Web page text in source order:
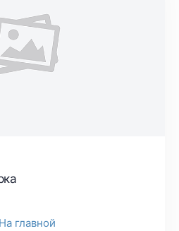
На главной